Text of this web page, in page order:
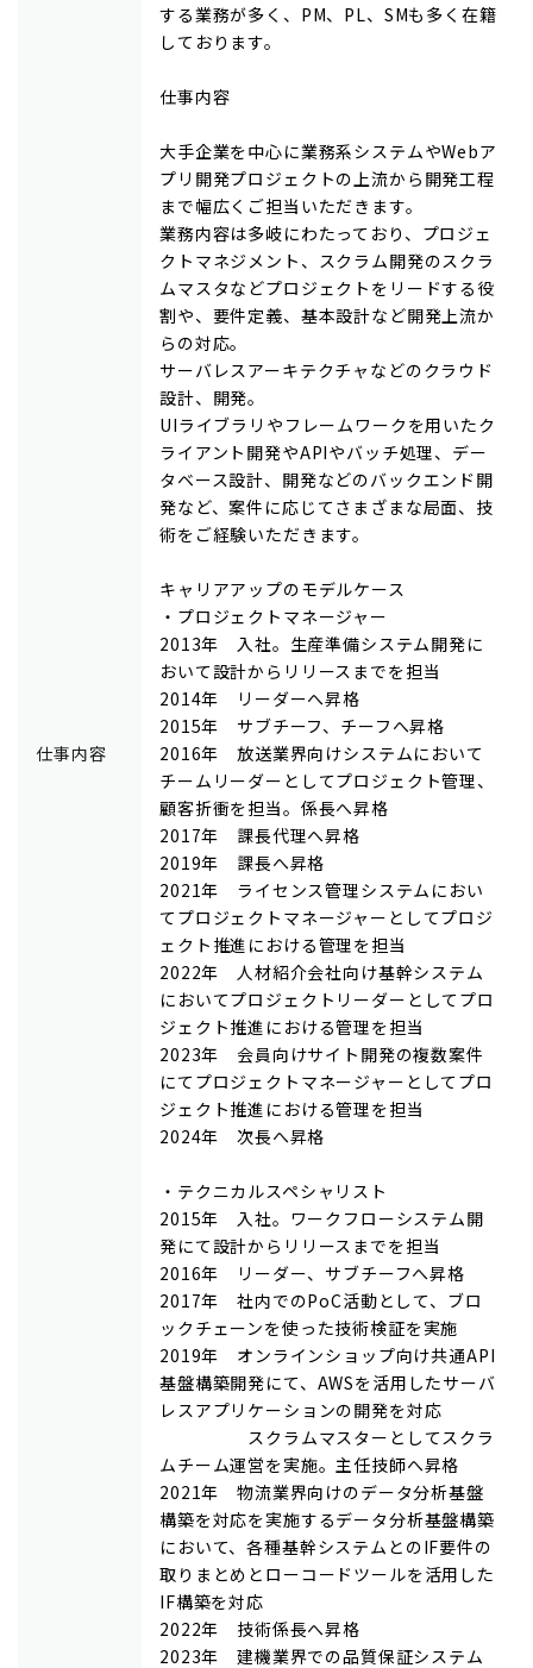
仕事内容
する業務が多く、PM、PL、SMも多く在籍
しております。
仕事内容
大手企業を中心に業務系システムやWebア
プリ開発プロジェクトの上流から開発工程
まで幅広くご担当いただきます。
業務内容は多岐にわたっており、プロジェ
クトマネジメント、スクラム開発のスクラ
ムマスタなどプロジェクトをリードする役
割や、要件定義、基本設計など開発上流か
らの対応。
サーバレスアーキテクチャなどのクラウド
設計、開発。
UIライブラリやフレームワークを用いたク
ライアント開発やAPIやバッチ処理、デー
タベース設計、開発などのバックエンド開
発など、案件に応じてさまざまな局面、技
術をご経験いただきます。
キャリアアップのモデルケース
・プロジェクトマネージャー
2013年 入社。生産準備システム開発に
おいて設計からリリースまでを担当
2014年 リーダーへ昇格
2015年 サブチーフ、チーフへ昇格
2016年 放送業界向けシステムにおいて
チームリーダーとしてプロジェクト管理、
顧客折衝を担当。係長へ昇格
2017年 課長代理へ昇格
2019年 課長へ昇格
2021年 ライセンス管理システムにおい
てプロジェクトマネージャーとしてプロジ
ェクト推進における管理を担当
2022年 人材紹介会社向け基幹システム
においてプロジェクトリーダーとしてプロ
ジェクト推進における管理を担当
2023年 会員向けサイト開発の複数案件
にてプロジェクトマネージャーとしてプロ
ジェクト推進における管理を担当
2024年 次長へ昇格
・テクニカルスペシャリスト
2015年 入社。ワークフローシステム開
発にて設計からリリースまでを担当
2016年 リーダー、サブチーフへ昇格
2017年 社内でのPoC活動として、ブロ
ックチェーンを使った技術検証を実施
2019年 オンラインショップ向け共通API
基盤構築開発にて、AWSを活用したサーバ
レスアプリケーションの開発を対応
スクラムマスターとしてスクラ
ムチーム運営を実施。主任技師へ昇格
2021年 物流業界向けのデータ分析基盤
構築を対応を実施するデータ分析基盤構築
において、各種基幹システムとのIF要件の
取りまとめとローコードツールを活用した
IF構築を対応
2022年 技術係長へ昇格
2023年 建機業界での品質保証システム